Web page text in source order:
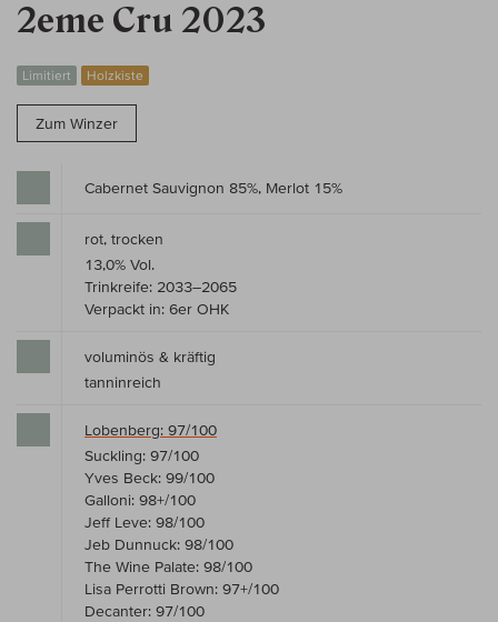
2eme Cru 2023
Limitiert Holzkiste
Zum Winzer
Cabernet Sauvignon 85%, Merlot 15%
rot, trocken
13,0% Vol.
Trinkreife: 2033–2065
Verpackt in: 6er OHK
voluminös & kräftig
tanninreich
Lobenberg: 97/100
Suckling: 97/100
Yves Beck: 99/100
Galloni: 98+/100
Jeff Leve: 98/100
Jeb Dunnuck: 98/100
The Wine Palate: 98/100
Lisa Perrotti Brown: 97+/100
Decanter: 97/100